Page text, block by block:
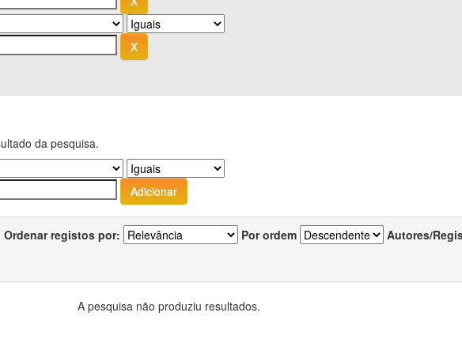
da pesquisa.
Ordenar registos por: Por ordem Autores/
A pesquisa não produziu resultados.